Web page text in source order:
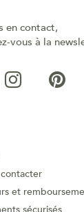
en contact,
vous à la
et